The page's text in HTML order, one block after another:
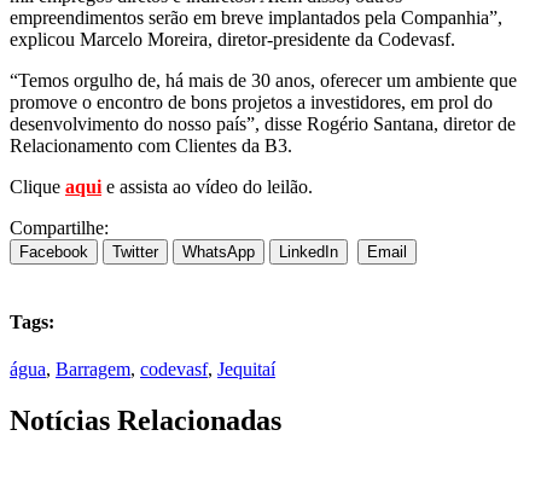
empreendimentos serão em breve implantados pela Companhia”,
explicou Marcelo Moreira, diretor-presidente da Codevasf.
“Temos orgulho de, há mais de 30 anos, oferecer um ambiente que
promove o encontro de bons projetos a investidores, em prol do
desenvolvimento do nosso país”, disse Rogério Santana, diretor de
Relacionamento com Clientes da B3.
Clique aqui e assista ao vídeo do leilão.
Compartilhe:
Facebook Twitter WhatsApp LinkedIn Email
Tags:
água, Barragem, codevasf, Jequitaí
Notícias Relacionadas